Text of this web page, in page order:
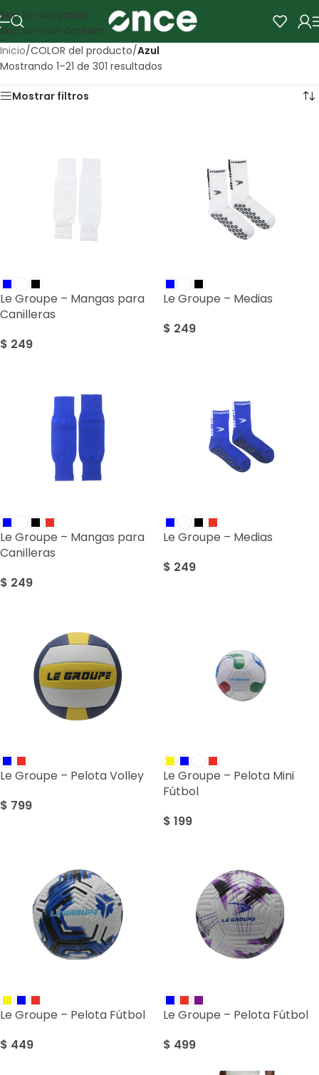
Skip to navigation
Skip to main content
Inicio/COLOR del producto/Azul
Mostrando 1–21 de 301 resultados
Mostrar filtros
Le Groupe – Mangas para
Canilleras
$ 249
Le Groupe – Medias
$ 249
Le Groupe – Mangas para
Canilleras
$ 249
Le Groupe – Medias
$ 249
Le Groupe – Pelota Volley
$ 799
Le Groupe – Pelota Mini
Fútbol
$ 199
Le Groupe – Pelota Fútbol
$ 449
Le Groupe – Pelota Fútbol
$ 499